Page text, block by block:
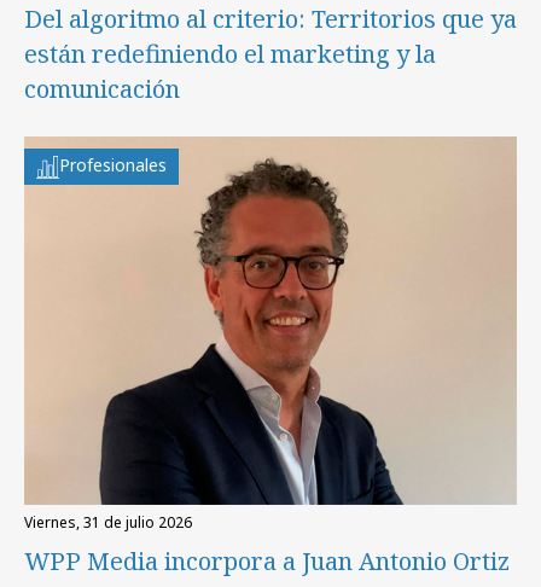
Del algoritmo al criterio: Territorios que ya
están redefiniendo el marketing y la
comunicación
Profesionales
viernes, 31 de julio 2026
WPP Media incorpora a Juan Antonio Ortiz